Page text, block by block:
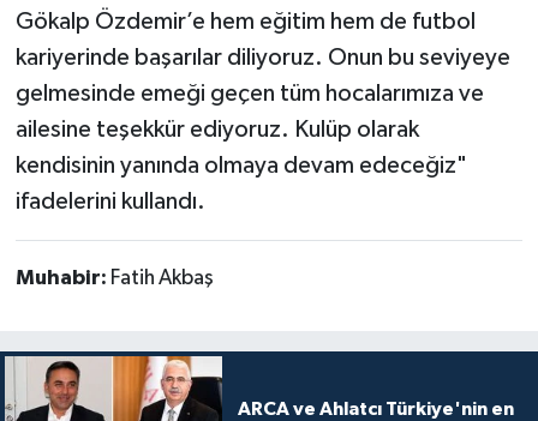
Gökalp Özdemir’e hem eğitim hem de futbol
kariyerinde başarılar diliyoruz. Onun bu seviyeye
gelmesinde emeği geçen tüm hocalarımıza ve
ailesine teşekkür ediyoruz. Kulüp olarak
kendisinin yanında olmaya devam edeceğiz"
ifadelerini kullandı.
Muhabir: Fatih Akbaş
ARCA ve Ahlatcı Türkiye'nin en